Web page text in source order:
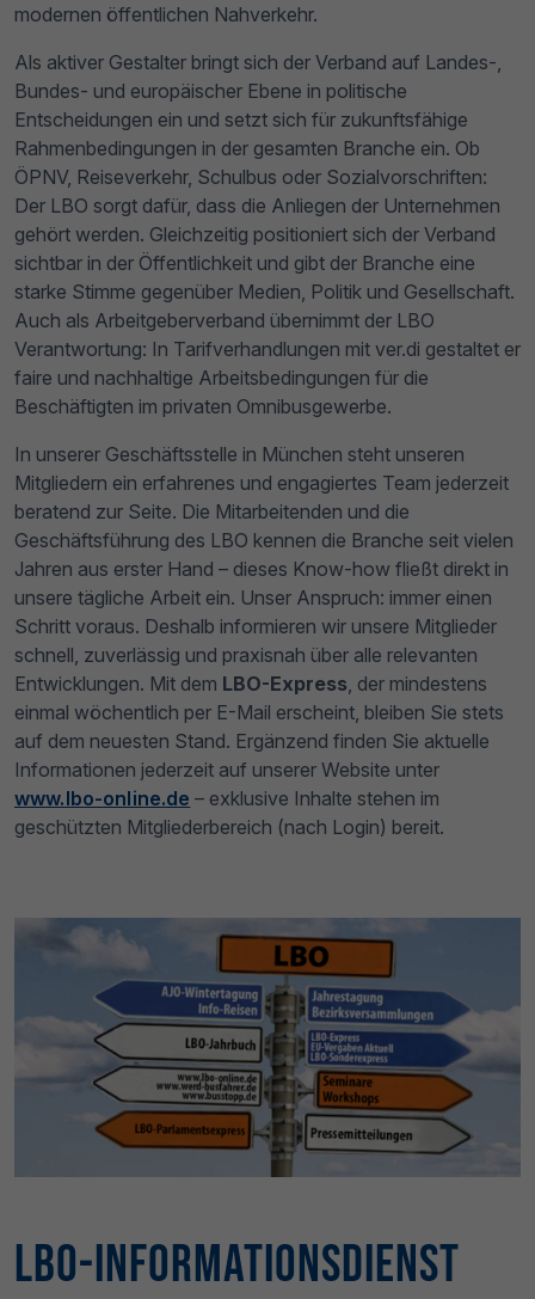
modernen öffentlichen Nahverkehr.
Als aktiver Gestalter bringt sich der Verband auf Landes-,
Bundes- und europäischer Ebene in politische
Entscheidungen ein und setzt sich für zukunftsfähige
Rahmenbedingungen in der gesamten Branche ein. Ob
ÖPNV, Reiseverkehr, Schulbus oder Sozialvorschriften:
Der LBO sorgt dafür, dass die Anliegen der Unternehmen
gehört werden. Gleichzeitig positioniert sich der Verband
sichtbar in der Öffentlichkeit und gibt der Branche eine
starke Stimme gegenüber Medien, Politik und Gesellschaft.
Auch als Arbeitgeberverband übernimmt der LBO
Verantwortung: In Tarifverhandlungen mit ver.di gestaltet er
faire und nachhaltige Arbeitsbedingungen für die
Beschäftigten im privaten Omnibusgewerbe.
In unserer Geschäftsstelle in München steht unseren
Mitgliedern ein erfahrenes und engagiertes Team jederzeit
beratend zur Seite. Die Mitarbeitenden und die
Geschäftsführung des LBO kennen die Branche seit vielen
Jahren aus erster Hand – dieses Know-how fließt direkt in
unsere tägliche Arbeit ein. Unser Anspruch: immer einen
Schritt voraus. Deshalb informieren wir unsere Mitglieder
schnell, zuverlässig und praxisnah über alle relevanten
Entwicklungen. Mit dem LBO-Express, der mindestens
einmal wöchentlich per E-Mail erscheint, bleiben Sie stets
auf dem neuesten Stand. Ergänzend finden Sie aktuelle
Informationen jederzeit auf unserer Website unter
www.lbo-online.de – exklusive Inhalte stehen im
geschützten Mitgliederbereich (nach Login) bereit.
LBO-Informationsdienst